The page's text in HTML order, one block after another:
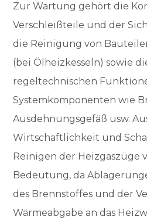
Zur Wartung gehört die
Verschleißteile und der
die Reinigung von
(bei Ölheizkesseln) sowie
regeltechnischen
Systemkomponenten wie
Ausdehnungsgefäß usw.
Wirtschaftlichkeit und
Reinigen der Heizgaszüge
Bedeutung, da
des Brennstoffes und der
Wärmeabgabe an das